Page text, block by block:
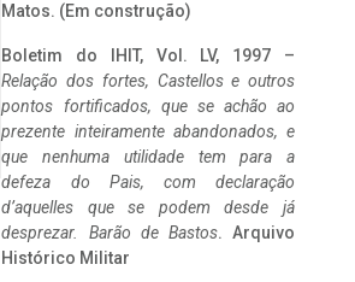
Matos. (Em construção)
Boletim do IHIT, Vol. LV, 1997 –
Relação dos fortes, Castellos e outros
pontos fortificados, que se achão ao
prezente inteiramente abandonados, e
que nenhuma utilidade tem para a
defeza do Pais, com declaração
d’aquelles que se podem desde já
desprezar. Barão de Bastos. Arquivo
Histórico Militar